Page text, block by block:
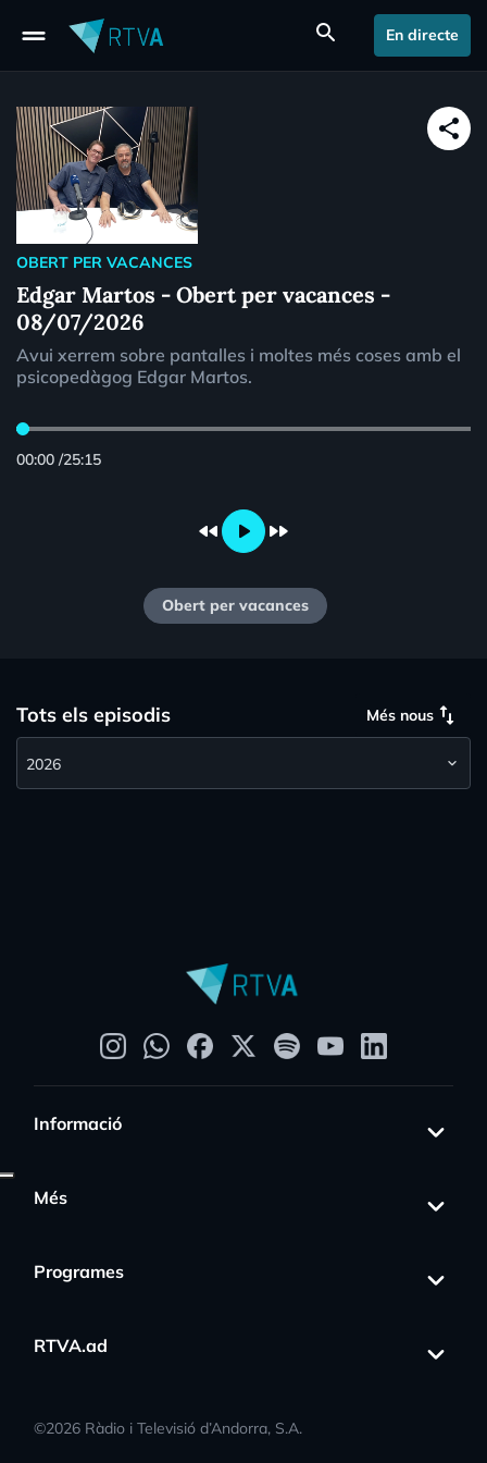
drag_handle search En directe
share
OBERT PER VACANCES
Edgar Martos - Obert per vacances -
08/07/2026
Avui xerrem sobre pantalles i moltes més coses amb el
psicopedàgog Edgar Martos.
00:00 /25:15
fast_rewind play_arrow fast_forward
Obert per vacances
Tots els episodis Més nous swap_vert
Informació
Més
Programes
RTVA.ad
©2026 Ràdio i Televisió d’Andorra, S.A.